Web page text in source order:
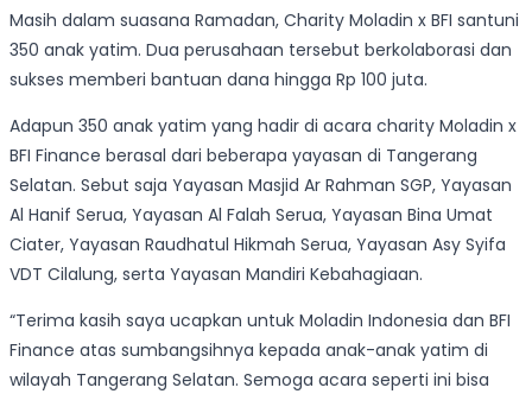
Masih dalam suasana Ramadan, Charity Moladin x BFI santuni
350 anak yatim. Dua perusahaan tersebut berkolaborasi dan
sukses memberi bantuan dana hingga Rp 100 juta.
Adapun 350 anak yatim yang hadir di acara charity Moladin x
BFI Finance berasal dari beberapa yayasan di Tangerang
Selatan. Sebut saja Yayasan Masjid Ar Rahman SGP, Yayasan
Al Hanif Serua, Yayasan Al Falah Serua, Yayasan Bina Umat
Ciater, Yayasan Raudhatul Hikmah Serua, Yayasan Asy Syifa
VDT Cilalung, serta Yayasan Mandiri Kebahagiaan.
“Terima kasih saya ucapkan untuk Moladin Indonesia dan BFI
Finance atas sumbangsihnya kepada anak-anak yatim di
wilayah Tangerang Selatan. Semoga acara seperti ini bisa